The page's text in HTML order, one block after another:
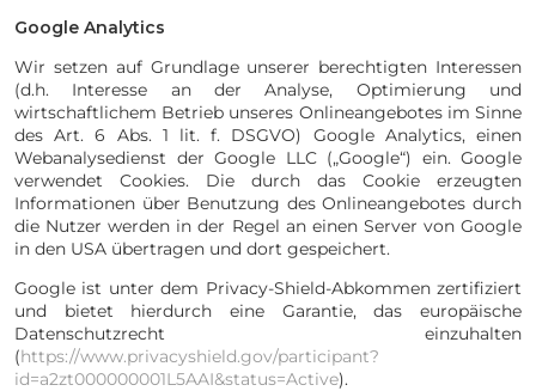
Google Analytics
Wir setzen auf Grundlage unserer berechtigten Interessen
(d.h. Interesse an der Analyse, Optimierung und
wirtschaftlichem Betrieb unseres Onlineangebotes im Sinne
des Art. 6 Abs. 1 lit. f. DSGVO) Google Analytics, einen
Webanalysedienst der Google LLC („Google“) ein. Google
verwendet Cookies. Die durch das Cookie erzeugten
Informationen über Benutzung des Onlineangebotes durch
die Nutzer werden in der Regel an einen Server von Google
in den USA übertragen und dort gespeichert.
Google ist unter dem Privacy-Shield-Abkommen zertifiziert
und bietet hierdurch eine Garantie, das europäische
Datenschutzrecht einzuhalten
(https://www.privacyshield.gov/participant?
id=a2zt000000001L5AAI&status=Active).